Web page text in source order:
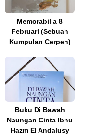
Memorabilia 8
Februari (Sebuah
Kumpulan Cerpen)
Buku Di Bawah
Naungan Cinta Ibnu
Hazm El Andalusy